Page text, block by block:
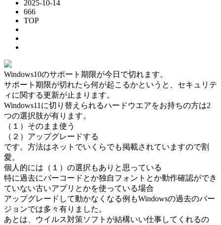
2025-10-14
666
TOP
Windows10のサポート期限が今日で切れます。
サポート期限が切れたら何が起こるかというと、セキュリテ
ィに関する更新が止まります。
Windows11に切り替えられるハードウエアをお持ちの方は2
つの選択肢が有ります。
（１）そのまま使う
（２）アップグレードする
です。方法はネットでいくらでも掲載されていますので割
愛。
個人的には（１）の選択もありと思っている
特に過去にバーコードとか独自フォントとか動作確認ができ
ていない古いアプリとかを使っている場合
アップグレードして動かなくなる例もWindowsの過去のバー
ジョンでは多々有りました。
あとは、ウイルス対策ソフトが結構いい仕事してくれるの